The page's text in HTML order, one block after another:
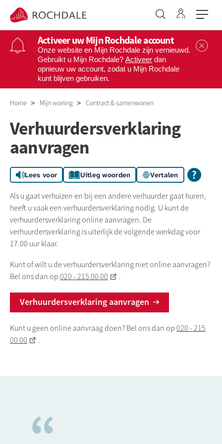
Naar hoofdinhoud
Naar hoofdnavigatiemenu
Naar zoeken
Naar de homepage Ga naar
Activeer uw Mijn Rochdale account
Onze website en Mijn Rochdale zijn vernieuwd.
Gebruikt u Mijn Rochdale? Activeer dan
opnieuw uw account, zodat u Mijn Rochdale
kunt blijven gebruiken.
Home Mijn woning Contract & samenwonen
Verhuurdersverklaring
aanvragen
Lees voor Uitleg woorden Vertalen
Als u gaat verhuizen en bij een andere verhuurder gaat huren,
heeft u vaak een verhuurdersverklaring nodig. U kunt de
verhuurdersverklaring online aanvragen. De
verhuurdersverklaring is uiterlijk de volgende werkdag voor
17.00 uur klaar.
Kunt of wilt u de verhuurdersverklaring niet online aanvragen?
Bel ons dan op 020 - 215 00 00 .
Verhuurdersverklaring aanvragen
Kunt u geen online aanvraag doen? Bel ons dan op 020 - 215
00 00
.